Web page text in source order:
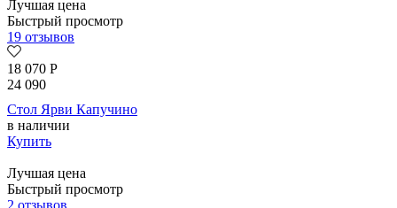
Лучшая цена
Быстрый просмотр
19 отзывов
18 070 Р
24 090
Стол Ярви Капучино
в наличии
Купить
Лучшая цена
Быстрый просмотр